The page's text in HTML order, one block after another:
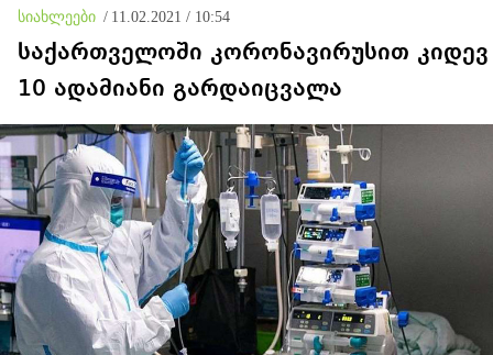
სიახლეები / 11.02.2021 / 10:54
საქართველოში კორონავირუსით კიდევ
10 ადამიანი გარდაიცვალა